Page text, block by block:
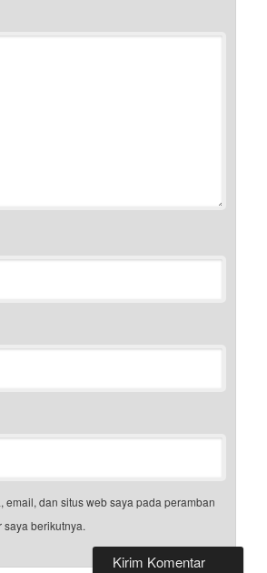
email, dan situs web saya pada peramban
saya berikutnya.